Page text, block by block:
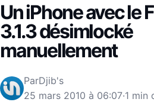
Un iPhone avec le
3.1.3 désimlocké
manuellement
ParDjib's
25 mars 2010 à 06:07·1 min